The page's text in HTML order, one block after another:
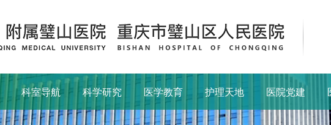
科室导航 科学研究 医学教育 护理天地 医院党建